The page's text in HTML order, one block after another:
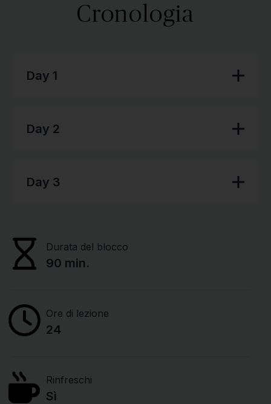
Cronologia
Day 1
Day 2
Day 3
Durata del blocco
90 min.
Ore di lezione
24
Rinfreschi
Sì